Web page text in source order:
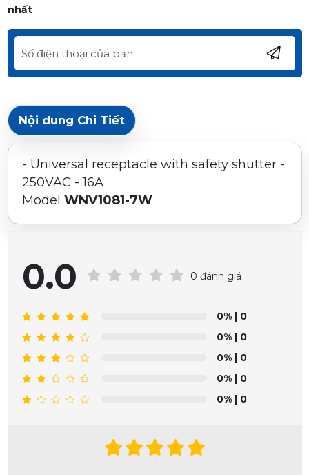
nhất
Nội dung Chi Tiết
- Universal receptacle with safety shutter -
250VAC - 16A
Model WNV1081-7W
0.0 0 đánh giá
0% | 0
0% | 0
0% | 0
0% | 0
0% | 0